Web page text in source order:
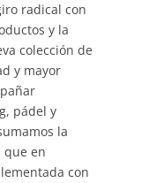
radical con
y la
colección de
y mayor
pádel y
la
que en
con